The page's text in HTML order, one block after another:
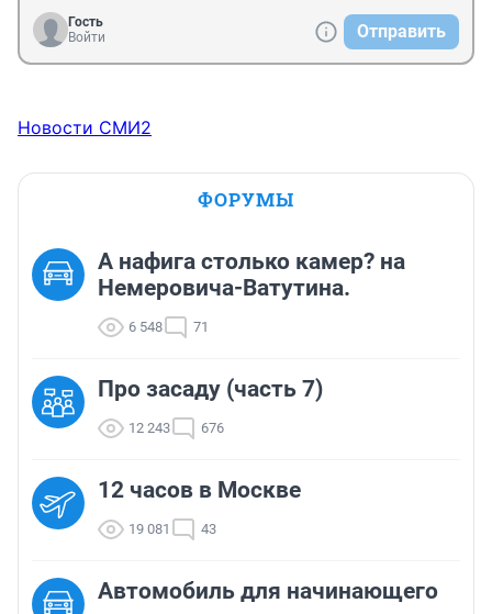
Гость
Войти
Отправить
Новости СМИ2
ФОРУМЫ
А нафига столько камер? на
Немеровича-Ватутина.
6 548 71
Про засаду (часть 7)
12 243 676
12 часов в Москве
19 081 43
Автомобиль для начинающего